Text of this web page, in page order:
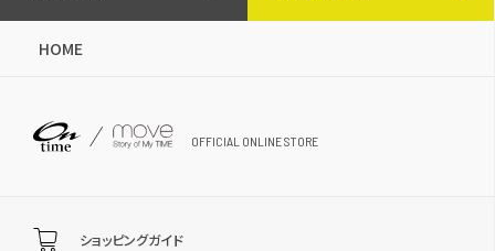
HOME
OFFICIAL ONLINE STORE
ショッピングガイド